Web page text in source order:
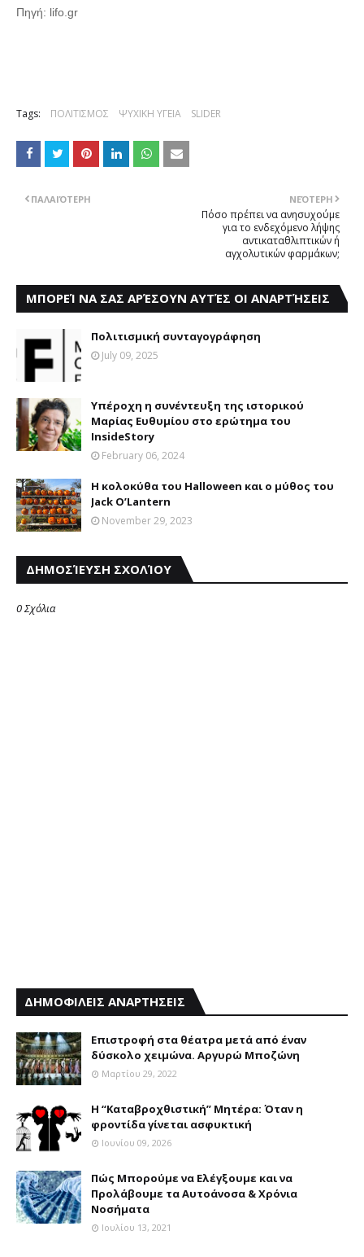
Πηγή: lifo.gr
Tags: ΠΟΛΙΤΙΣΜΟΣ ΨΥΧΙΚΗ ΥΓΕΙΑ SLIDER
ΝΕΌΤΕΡΗ
Πόσο πρέπει να ανησυχούμε
για το ενδεχόμενο λήψης
αντικαταθλιπτικών ή
αγχολυτικών φαρμάκων;
ΠΑΛΑΙΌΤΕΡΗ
ΜΠΟΡΕΊ ΝΑ ΣΑΣ ΑΡΈΣΟΥΝ ΑΥΤΈΣ ΟΙ ΑΝΑΡΤΉΣΕΙΣ
Πολιτισμική συνταγογράφηση
July 09, 2025
Υπέροχη η συνέντευξη της ιστορικού
Μαρίας Ευθυμίου στο ερώτημα του
InsideStory
February 06, 2024
Η κολοκύθα του Halloween και ο μύθος του
Jack O’Lantern
November 29, 2023
ΔΗΜΟΣΊΕΥΣΗ ΣΧΟΛΊΟΥ
0 Σχόλια
ΔΗΜΟΦΙΛΕΙΣ ΑΝΑΡΤΗΣΕΙΣ
Επιστροφή στα θέατρα μετά από έναν
δύσκολο χειμώνα. Αργυρώ Μποζώνη
Μαρτίου 29, 2022
Η “Καταβροχθιστική” Mητέρα: Όταν η
φροντίδα γίνεται ασφυκτική
Ιουνίου 09, 2026
Πώς Μπορούμε να Ελέγξουμε και να
Προλάβουμε τα Αυτοάνοσα & Χρόνια
Νοσήματα
Ιουλίου 13, 2021